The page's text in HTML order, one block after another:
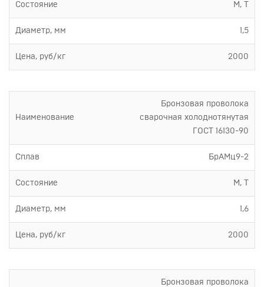
Состояние М, Т
Диаметр, мм 1,5
Цена, руб/кг 2000
Наименование
Бронзовая проволока
сварочная холоднотянутая
ГОСТ 16130-90
Сплав БрАМц9-2
Состояние М, Т
Диаметр, мм 1,6
Цена, руб/кг 2000
Бронзовая проволока